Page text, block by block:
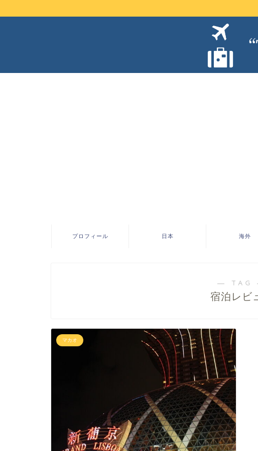
プロフィール 日本 海外
― TAG
宿泊レビ
マカオ